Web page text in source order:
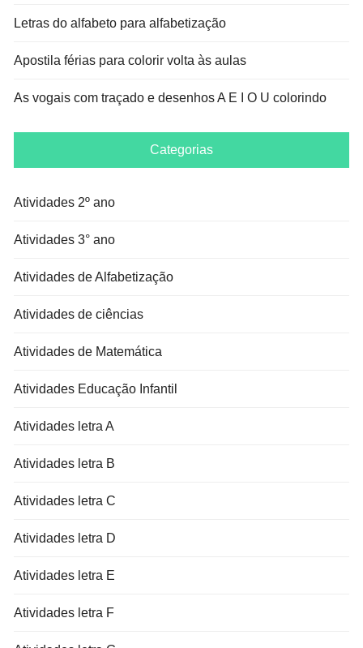
Letras do alfabeto para alfabetização
Apostila férias para colorir volta às aulas
As vogais com traçado e desenhos A E I O U colorindo
Categorias
Atividades 2º ano
Atividades 3° ano
Atividades de Alfabetização
Atividades de ciências
Atividades de Matemática
Atividades Educação Infantil
Atividades letra A
Atividades letra B
Atividades letra C
Atividades letra D
Atividades letra E
Atividades letra F